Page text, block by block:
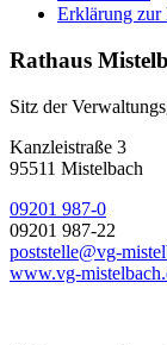
Erklärung zur
Rathaus
Sitz der
Kanzleistraße 3
95511 Mistelbach
09201 987-0
09201 987-22
poststelle@vg-
www.vg-